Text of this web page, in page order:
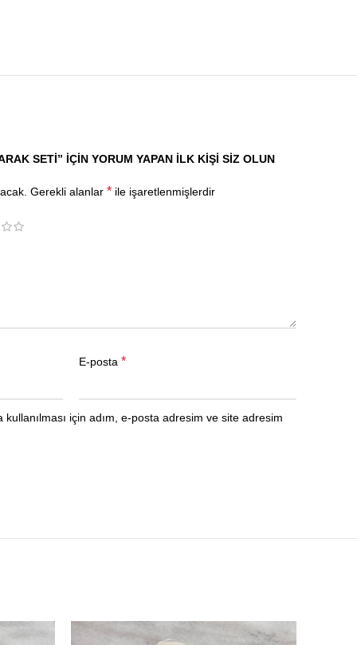
SETI” IÇIN YORUM YAPAN ILK KIŞI SIZ OLUN
Gerekli alanlar * ile işaretlenmişlerdir
E-posta *
için adım, e-posta adresim ve site adresim